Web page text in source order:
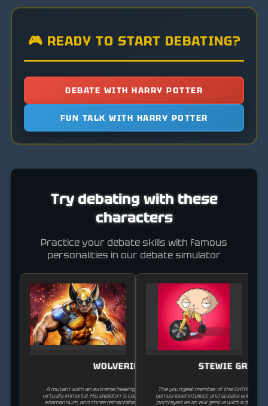
🎮 READY TO START DEBATING?
DEBATE WITH HARRY POTTER
FUN TALK WITH HARRY POTTER
Try debating with these
characters
Practice your debate skills with famous
personalities in our debate simulator
WOLVERINE
A mutant with an extreme healing factor that makes him
virtually immortal. His skeleton is coated with indestructible
adamantium, and three retractable claws extend from his
STEWIE
The youngest member of the Griffin
genius-level intellect and speaks with a
portrayed as an evil genius with a desire